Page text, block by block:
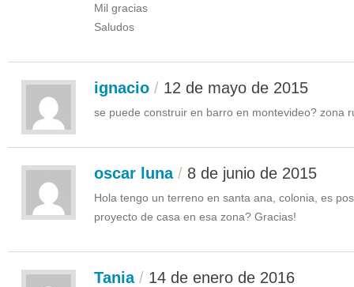
Mil gracias
Saludos
ignacio / 12 de mayo de 2015
se puede construir en barro en montevideo? zona
oscar luna/ 8 de junio de 2015
Hola tengo un terreno en santa ana, colonia, es
proyecto de casa en esa zona? Gracias!
Tania/ 14 de enero de 2016